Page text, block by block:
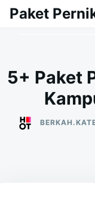
SkipSearch
Paket
5+ Paket